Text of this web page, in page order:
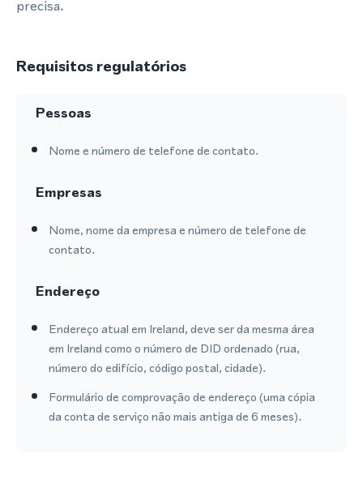
precisa.
Requisitos regulatórios
Pessoas
Nome e número de telefone de contato.
Empresas
Nome, nome da empresa e número de telefone de
contato.
Endereço
Endereço atual em Ireland, deve ser da mesma área
em Ireland como o número de DID ordenado (rua,
número do edifício, código postal, cidade).
Formulário de comprovação de endereço (uma cópia
da conta de serviço não mais antiga de 6 meses).